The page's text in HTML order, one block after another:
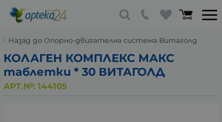
Назад до Опорно-двигателна система Витаголд
КОЛАГЕН КОМПЛЕКС МАКС
таблетки * 30 ВИТАГОЛД
АРТ.№: 144105